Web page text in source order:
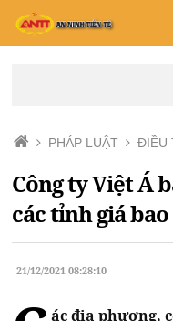
PHÁP LUẬT ĐIỀU
Công ty Việt Á
các tỉnh giá
21/12/2021 08:28:10
ác địa phương,